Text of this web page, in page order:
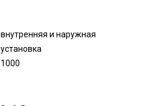
внутренняя и наружная
установка
1000